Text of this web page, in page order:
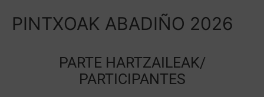
PINTXOAK ABADIÑO 2026
PARTE HARTZAILEAK/
PARTICIPANTES